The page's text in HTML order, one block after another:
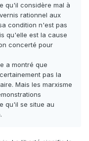
qu'il considère mal à
rationnel aux
condition n'est pas
qu'elle est la cause
concerté pour
a montré que
pas la
Mais les marxisme
qu'il se situe au